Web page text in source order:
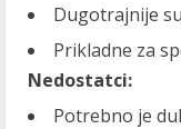
Dugotrajnije
Prikladne za
Nedostatci:
Potrebno je